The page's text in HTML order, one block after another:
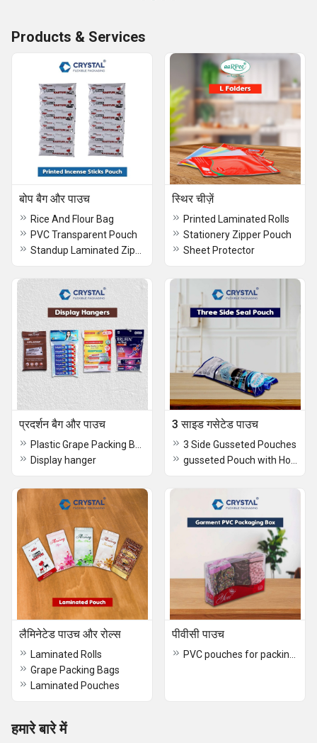
Products & Services
बोप बैग और पाउच
Rice And Flour Bag
PVC Transparent Pouch
स्थिर चीज़ें
Printed Laminated Rolls
Stationery Zipper Pouch
Sheet Protector
प्रदर्शन बैग और पाउच
Display hanger
3 साइड गसेटेड पाउच
3 Side Gusseted Pouches
लैमिनेटेड पाउच और रोल्स
Laminated Rolls
Grape Packing Bags
Laminated Pouches
पीवीसी पाउच
हमारे बारे में